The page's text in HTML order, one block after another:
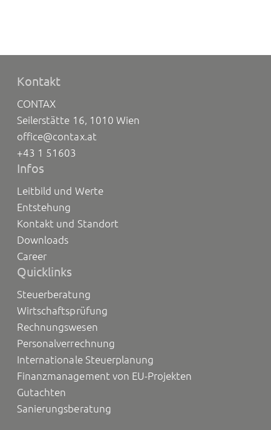
Kontakt
CONTAX
Seilerstätte 16, 1010 Wien
office@contax.at
+43 1 51603
Infos
Leitbild und Werte
Entstehung
Kontakt und Standort
Downloads
Career
Quicklinks
Steuerberatung
Wirtschaftsprüfung
Rechnungswesen
Personalverrechnung
Internationale Steuerplanung
Finanzmanagement von EU-Projekten
Gutachten
Sanierungsberatung